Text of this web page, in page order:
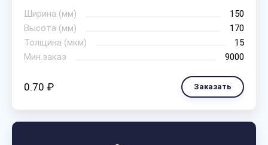
Ширина (мм)
150
Высота (мм)
170
Толщина (мкм)
15
Мин.заказ
9000
0.70 ₽ Заказать